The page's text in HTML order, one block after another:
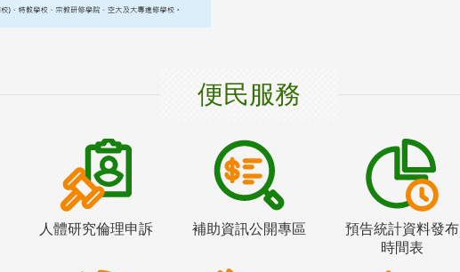
便民服務
人體研究倫理申訴 補助資訊公開專區
預告統計資料發布
時間表